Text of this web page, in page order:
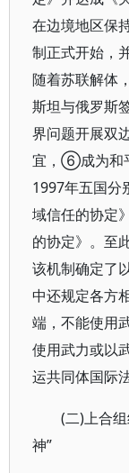
在边境地区保
制正式开始，
随着苏联解体
斯坦与俄罗斯
界问题开展双
宜，⑥成为和
1997年五国分
域信任的协定
的协定》。至
该机制确定了
中还规定各方
端，不能使用
使用武力或以
运共同体国际
(二)上合
神”